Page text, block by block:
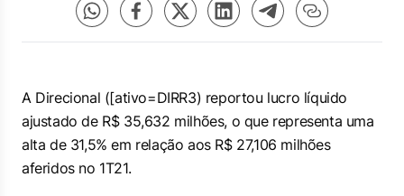
A Direcional ([ativo=DIRR3) reportou lucro líquido
ajustado de R$ 35,632 milhões, o que representa uma
alta de 31,5% em relação aos R$ 27,106 milhões
aferidos no 1T21.